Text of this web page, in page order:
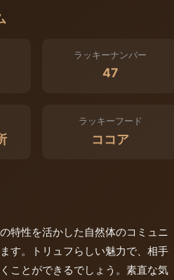
ラッキーナンバー
47
ラッキーフード
ココア
特性を活かした自然体のコミュニ
す。トリュフらしい魅力で、相手
ことができるでしょう。素直な気